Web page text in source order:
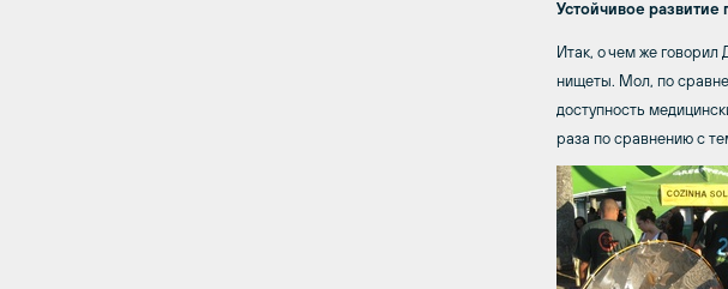
Устойчивое
Итак, о чем же
нищеты. Мол, по
доступность
раза по сравнению с